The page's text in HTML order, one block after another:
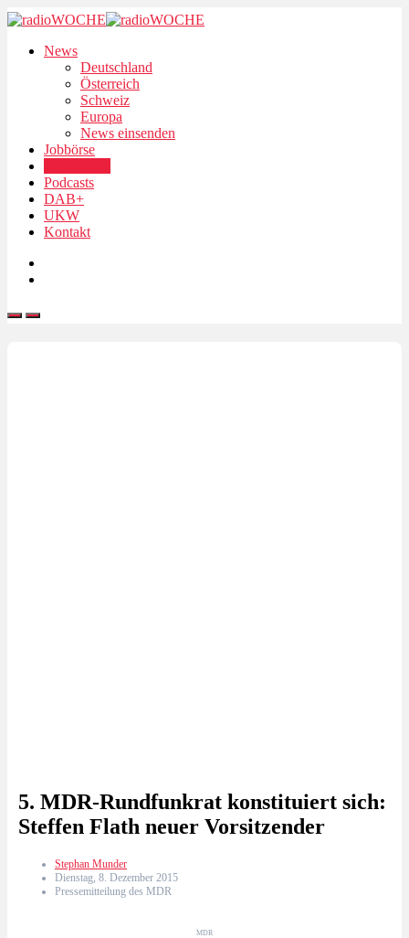
News
Deutschland
Österreich
Schweiz
Europa
News einsenden
Jobbörse
Podcasts
DAB+
UKW
Kontakt
5. MDR-Rundfunkrat konstituiert sich:
Steffen Flath neuer Vorsitzender
Stephan Munder
Dienstag, 8. Dezember 2015
Pressemitteilung des MDR
MDR